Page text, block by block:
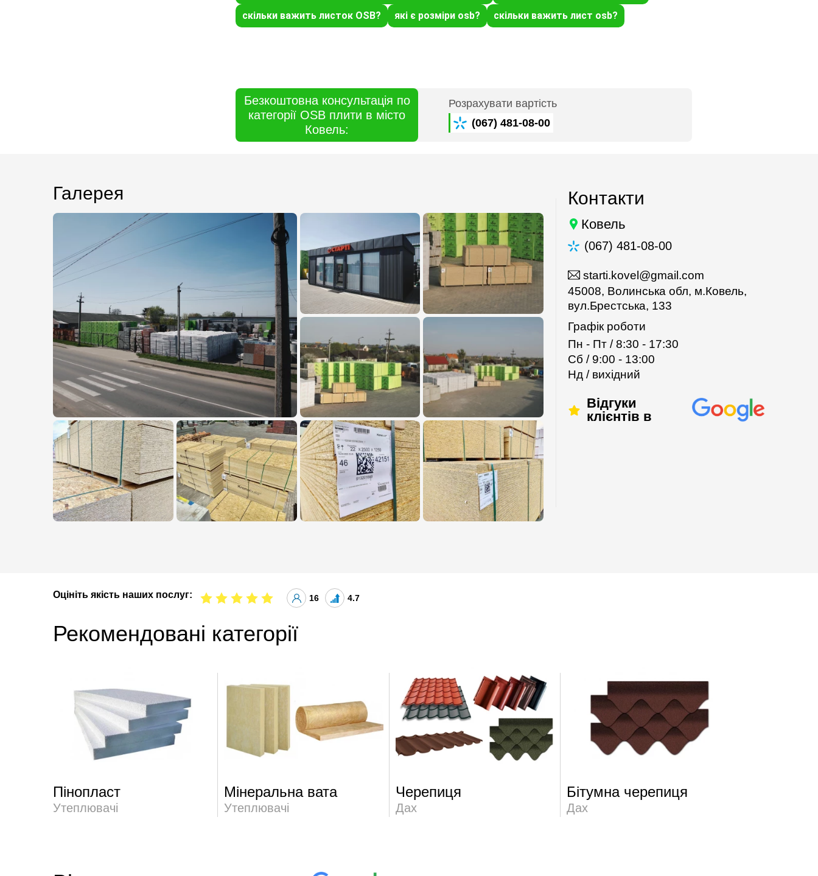
скільки важить листок OSB?
які є розміри osb? скільки важить лист osb?
Безкоштовна консультація по
категорії OSB плити в місто
Ковель:
Розрахувати вартість
(067) 481-08-00
Галерея Контакти
Ковель
(067) 481-08-00
starti.kovel@gmail.com
45008, Волинська обл, м.Ковель,
вул.Брестська, 133
Графік роботи
Пн - Пт / 8:30 - 17:30
Сб / 9:00 - 13:00
Нд / вихідний
Відгуки
клієнтів в
Оцініть якість наших послуг: 16 4.7
Рекомендовані категорії
Пінопласт
Утеплювачі
Мінеральна вата
Утеплювачі
Черепиця
Дах
Бітумна черепиця
Дах